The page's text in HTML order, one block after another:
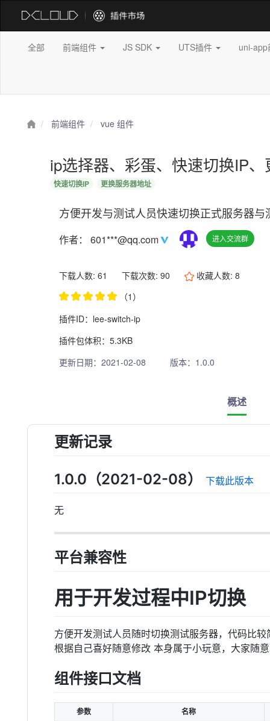
全部 前端组件 JS SDK UTS插件 uni-
前端组件 vue 组件
ip选择器、彩蛋、快速切换IP
快速切换IP 更换服务器地址
方便开发与测试人员快速切换正式服务器
作者：601***@qq.com 进入交流群
下载人数: 61 下载次数: 90 收藏人数:8
（1）
插件ID：lee-switch-ip
插件包体积：5.3KB
更新日期：2021-02-08
版本：1.0.0
概述
更新记录
1.0.0（2021-02-08） 下载此版本
无
平台兼容性
用于开发过程中IP切换
方便开发测试人员随时切换测试服务器，代码比
根据自己喜好随意修改 本身属于小玩意，大家随
组件接口文档
参数 名称